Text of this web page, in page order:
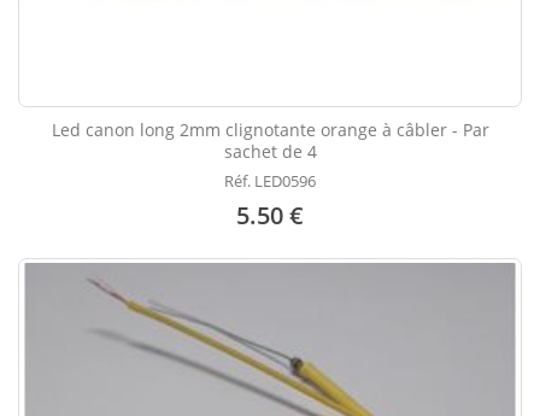
Led canon long 2mm clignotante orange à câbler - Par
sachet de 4
Réf. LED0596
5.50 €